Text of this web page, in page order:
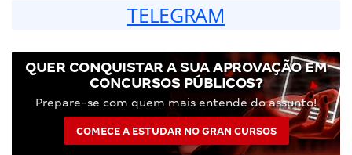
TELEGRAM
QUER CONQUISTAR A SUA APROVAÇÃO EM
CONCURSOS PÚBLICOS?
Prepare-se com quem mais entende do assunto!
COMECE A ESTUDAR NO GRAN CURSOS